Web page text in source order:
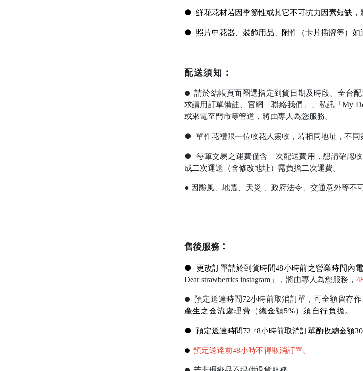
● 鮮花花材若因季節性或其它不可抗力因素短缺，
● 照片中花器 、裝飾用品、附件（卡片插牌等）
配送須知 ：
● 請於結帳頁面圈選指定到貨日期及時段。全台
求請用訂單備註 、官網 「聯絡我們 」 、私訊 「My
或來電至門市等管道，將由專人為您服務。
● 單件花禮限一位收花人簽收，若相同地址，不同
● 每筆交易之運費僅含一次配送費用，懇請確認
成二次運送（含修改地址）需負擔二次運費。
● 因颱風、地震、天災 、政府法令、交通意外等不
售後服務：
● 更改訂單請於到貨時間48小時前之營業時間內電
Dear strawberries instagram」，將由專人為您服務，
● 預定送達時間72小時前取消訂單，可全額留存
產生之金流處理費（總金額5%）須自行負擔。
● 預定送達時間72-48小時前取消訂單酌收總金額
● 預定送達前48小時不得取消訂單。